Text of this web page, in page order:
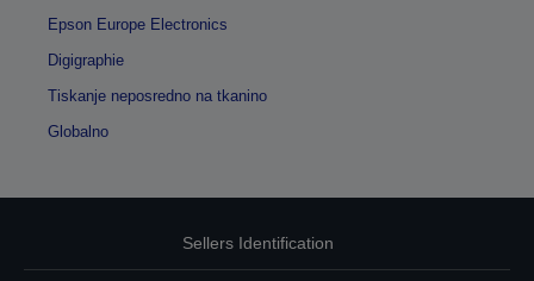
Epson Europe Electronics
Digigraphie
Tiskanje neposredno na tkanino
Globalno
Sellers Identification